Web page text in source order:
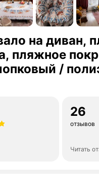
на диван,
пляжное
/
листья, 26
отзывов
Читать